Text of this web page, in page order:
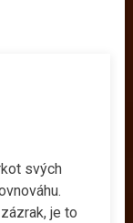
svých
je to